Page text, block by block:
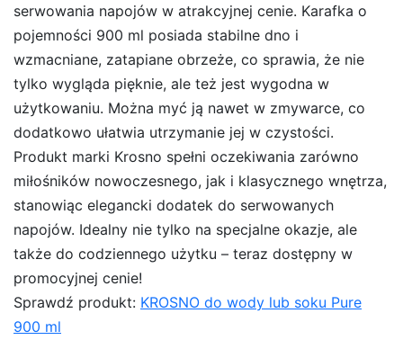
serwowania napojów w atrakcyjnej cenie. Karafka o
pojemności 900 ml posiada stabilne dno i
wzmacniane, zatapiane obrzeże, co sprawia, że nie
tylko wygląda pięknie, ale też jest wygodna w
użytkowaniu. Można myć ją nawet w zmywarce, co
dodatkowo ułatwia utrzymanie jej w czystości.
Produkt marki Krosno spełni oczekiwania zarówno
miłośników nowoczesnego, jak i klasycznego wnętrza,
stanowiąc elegancki dodatek do serwowanych
napojów. Idealny nie tylko na specjalne okazje, ale
także do codziennego użytku – teraz dostępny w
promocyjnej cenie!
Sprawdź produkt: KROSNO do wody lub soku Pure
900 ml